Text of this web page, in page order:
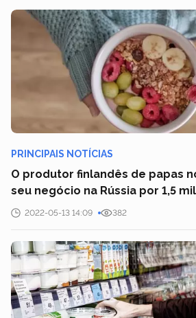
PRINCIPAIS NOTÍCIAS
O produtor finlandês de papas
seu negócio na Rússia por 1,5
2022-05-13 14:09 382